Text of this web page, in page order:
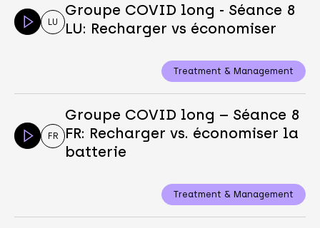
LU
Groupe COVID long - Séance 8
LU: Recharger vs économiser
Treatment & Management
FR
Groupe COVID long – Séance 8
FR: Recharger vs. économiser la
batterie
Treatment & Management